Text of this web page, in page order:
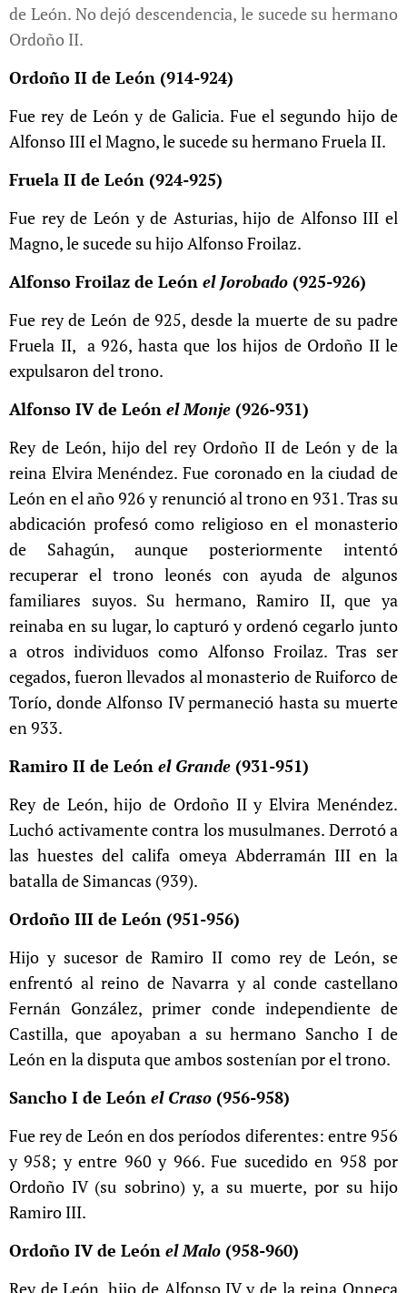
de León. No dejó descendencia, le sucede su hermano
Ordoño II.
Ordoño II de León (914-924)
Fue rey de León y de Galicia. Fue el segundo hijo de
Alfonso III el Magno, le sucede su hermano Fruela II.
Fruela II de León (924-925)
Fue rey de León y de Asturias, hijo de Alfonso III el
Magno, le sucede su hijo Alfonso Froilaz.
Alfonso Froilaz de León el Jorobado (925-926)
Fue rey de León​ de 925, desde la muerte de su padre
Fruela II, a 926, hasta que los hijos de Ordoño II le
expulsaron del trono.
Alfonso IV de León el Monje (926-931)
Rey de León, hijo del rey Ordoño II de León​ y de la
reina Elvira Menéndez. Fue coronado en la ciudad de
León en el año 926 y renunció al trono en 931. Tras su
abdicación profesó como religioso en el monasterio
de Sahagún, aunque posteriormente intentó
recuperar el trono leonés con ayuda de algunos
familiares suyos. Su hermano, Ramiro II, que ya
reinaba en su lugar, lo capturó y ordenó cegarlo junto
a otros individuos como Alfonso Froilaz. Tras ser
cegados, fueron llevados al monasterio de Ruiforco de
Torío, donde Alfonso IV permaneció hasta su muerte
en 933.​
Ramiro II de León el Grande (931-951)
Rey de León, hijo de Ordoño II y Elvira Menéndez.
Luchó activamente contra los musulmanes. Derrotó a
las huestes del califa omeya Abderramán III en la
batalla de Simancas (939).
Ordoño III de León (951-956)
Hijo y sucesor de Ramiro II como rey de León, se
enfrentó al reino de Navarra y al conde castellano
Fernán González, primer conde independiente de
Castilla, que apoyaban a su hermano Sancho I de
León en la disputa que ambos sostenían por el trono.
Sancho I de León el Craso (956-958)
Fue rey de León en dos períodos diferentes: entre 956
y 958; y entre 960 y 966. Fue sucedido en 958 por
Ordoño IV (su sobrino) y, a su muerte, por su hijo
Ramiro III.
Ordoño IV de León el Malo (958-960)
Rey de León, hijo de Alfonso IV​ y de la reina Onneca